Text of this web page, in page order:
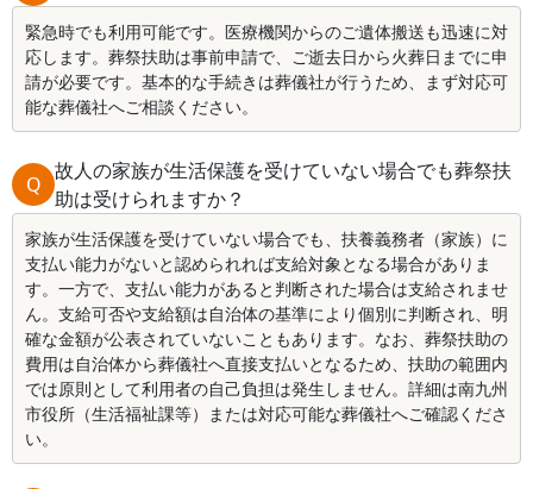
緊急時でも利用可能です。医療機関からのご遺体搬送も迅速に対
応します。葬祭扶助は事前申請で、ご逝去日から火葬日までに申
請が必要です。基本的な手続きは葬儀社が行うため、まず対応可
能な葬儀社へご相談ください。
Q
故人の家族が生活保護を受けていない場合でも葬祭扶
助は受けられますか？
家族が生活保護を受けていない場合でも、扶養義務者（家族）に
支払い能力がないと認められれば支給対象となる場合がありま
す。一方で、支払い能力があると判断された場合は支給されませ
ん。支給可否や支給額は自治体の基準により個別に判断され、明
確な金額が公表されていないこともあります。なお、葬祭扶助の
費用は自治体から葬儀社へ直接支払いとなるため、扶助の範囲内
では原則として利用者の自己負担は発生しません。詳細は南九州
市役所（生活福祉課等）または対応可能な葬儀社へご確認くださ
い。